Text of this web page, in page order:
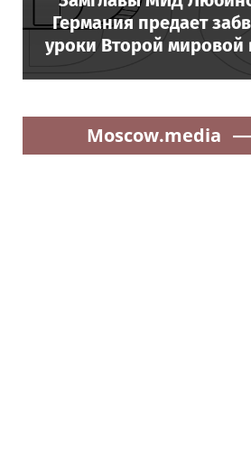
Германия предает
уроки Второй мировой
Moscow.media